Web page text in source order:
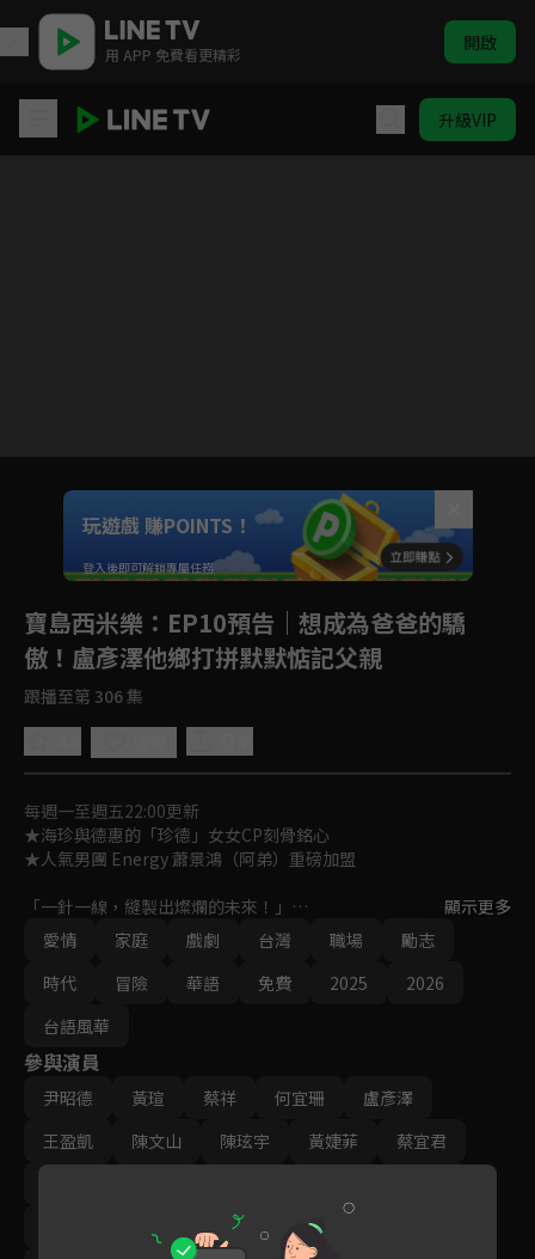
用 APP 免費看更精彩 開啟
升級VIP
Unmute
玩遊戲 賺POINTS！
登入後即可解鎖專屬任務
寶島西米樂 ：EP10預告｜想成為爸爸的驕
傲！盧彥澤他鄉打拼默默惦記父親
跟播至第 306 集
每週一至週五22:00更新
★海珍與德惠的「珍德」女女CP刻骨銘心
★人氣男團 Energy 蕭景鴻（阿弟）重磅加盟
「一針一線，縫製出燦爛的未來！」
女人在性別不平等時代裡，如何在男性主導的西裝產業中，克服艱
難成為女西裝師，並一針一線，縫製出燦爛的未來？
一段勇氣、親情與愛情交織的勵志成長故事！
顯示更多
愛情
家庭 戲劇 台灣 職場
勵志
時代
冒險 華語 免費 2025
2026
台語風華
參與演員
尹昭德 黃瑄 蔡祥 何宜珊
盧彥澤
王盈凱
陳文山 陳玹宇 黃婕菲
蔡宜君
璟宣 張雁名